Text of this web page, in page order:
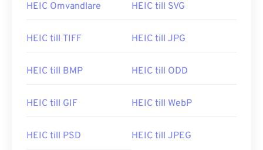
HEIC Omvandlare HEIC till SVG
HEIC till TIFF HEIC till JPG
HEIC till BMP HEIC till ODD
HEIC till GIF HEIC till WebP
HEIC till PSD HEIC till JPEG